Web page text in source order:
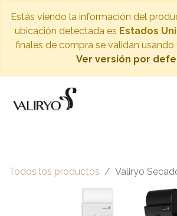
Estás viendo la información del
ubicación detectada es Estados
finales de compra se validan usando
Ver versión por
Todos los productos Valiryo